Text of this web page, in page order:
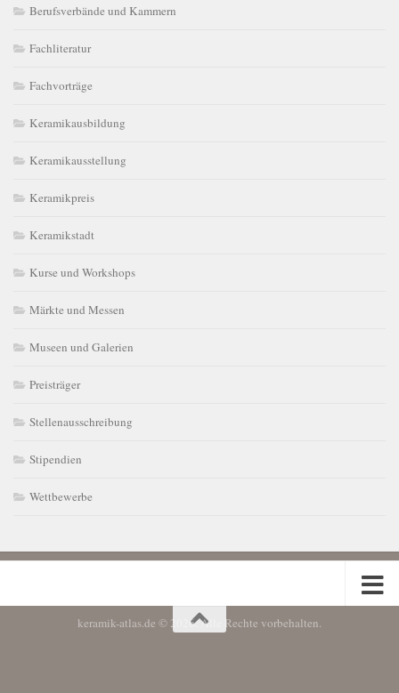
Berufsverbände und Kammern
Fachliteratur
Fachvorträge
Keramikausbildung
Keramikausstellung
Keramikpreis
Keramikstadt
Kurse und Workshops
Märkte und Messen
Museen und Galerien
Preisträger
Stellenausschreibung
Stipendien
Wettbewerbe
keramik-atlas.de © 2026. Alle Rechte vorbehalten.